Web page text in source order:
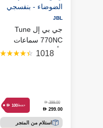
JBL
جي بي إل Tune
770NC سماعات
رأس لاسلكية بإلغاء
1018
D399.00
D 299.00
حفظ D 100
استلام من المتجر